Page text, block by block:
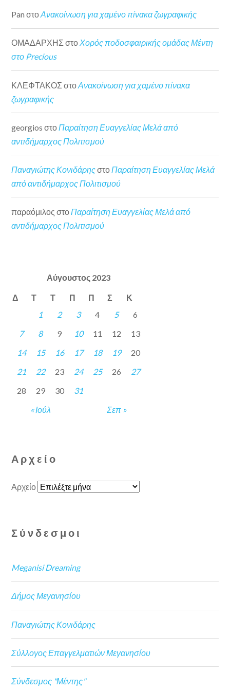
Pan στοΑνακοίνωση για χαμένο πίνακα ζωγραφικής
ΟΜΑΔΑΡΧΗΣ στοΧορός ποδοσφαιρικής ομάδας Μέντη
στο Precious
ΚΛΕΦΤΑΚΟΣ στοΑνακοίνωση για χαμένο πίνακα
ζωγραφικής
georgios στο Παραίτηση Ευαγγελίας Μελά από
αντιδήμαρχος Πολιτισμού
Παναγιώτης ΚονιδάρηςστοΠαραίτηση Ευαγγελίας Μελά
από αντιδήμαρχος Πολιτισμού
παραόμιλος στοΠαραίτηση Ευαγγελίας Μελά από
αντιδήμαρχος Πολιτισμού
Αύγουστος 2023
Δ Τ Τ Π Π Σ Κ
« Ιούλ Σεπ »
1 2 3 4 5
6
7
8 9 10 11 12
13
14
15 16 17 18 19
20
21
22 23 24 25 26
27
28
29 30 31
Αρχείο
Αρχείο
Σύνδεσμοι
Meganisi Dreaming
Δήμος Μεγανησίου
Παναγιώτης Κονιδάρης
Σύλλογος Επαγγελματιών Μεγανησίου
Σύνδεσμος "Μέντης"